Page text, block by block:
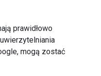
prawidłowo
mogą zostać